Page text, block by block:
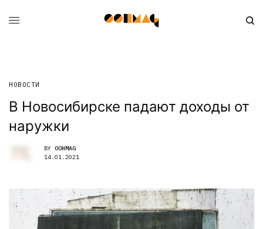
НОВОСТИ
В Новосибирске падают доходы от
наружки
BY OOHMAG
14.01.2021